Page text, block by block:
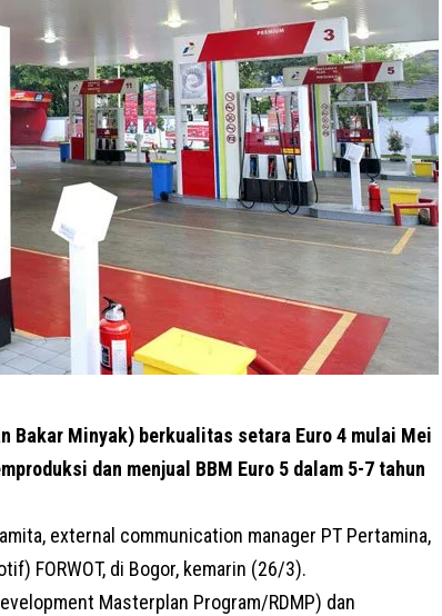
Bakar Minyak) berkualitas setara Euro 4 mulai Mei
dan menjual BBM Euro 5 dalam 5-7 tahun
external communication manager PT Pertamina,
FORWOT, di Bogor, kemarin (26/3).
Masterplan Program/RDMP) dan